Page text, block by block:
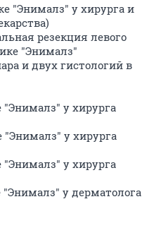
"Энималз" у хирурга и
резекция левого
"Энималз"
и двух гистологий в
"Энималз" у хирурга
"Энималз" у хирурга
"Энималз" у хирурга
у дерматолога